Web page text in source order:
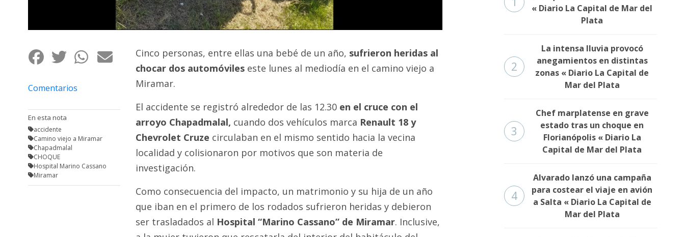
Fúnebres
Comentarios
En esta nota
accidente
Camino viejo a Miramar
Chapadmalal
CHOQUE
Hospital Marino Cassano
Miramar
Cinco personas, entre ellas una bebé de un año, sufrieron heridas al
chocar dos automóvileseste lunes al mediodía en el camino viejo a
Miramar.
El accidente se registró alrededor de las 12.30 en el cruce con el
arroyo Chapadmalal, cuando dos vehículos marca Renault 18 y
Chevrolet Cruze circulaban en el mismo sentido hacia la vecina
localidad y colisionaron por motivos que son materia de
investigación.
Como consecuencia del impacto, un matrimonio y su hija de un año
que iban en el primero de los rodados sufrieron heridas y debieron
ser trasladados al Hospital “Marino Cassano” de Miramar. Inclusive,
« Diario La Capital de Mar del
Plata
2
La intensa lluvia provocó
anegamientos en distintas
zonas « Diario La Capital de
Mar del Plata
3
Chef marplatense en grave
estado tras un choque en
Florianópolis « Diario La
Capital de Mar del Plata
4
Alvarado lanzó una campaña
para costear el viaje en avión
a Salta « Diario La Capital de
Mar del Plata